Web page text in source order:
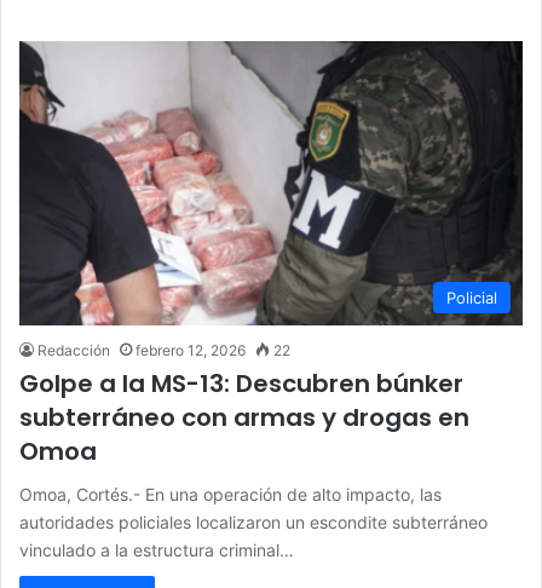
Policial
Redacción febrero 12, 2026 22
Golpe a la MS-13: Descubren búnker
subterráneo con armas y drogas en
Omoa
Omoa, Cortés.- En una operación de alto impacto, las
autoridades policiales localizaron un escondite subterráneo
vinculado a la estructura criminal…